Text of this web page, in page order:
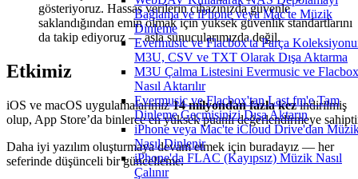
Bağlama ve iPhone veya Mac'te Müzik
Dinleme
Evermusic ve Flacbox'ta Parça
M3U, CSV ve TXT Olarak Dışa Aktarma
M3U Çalma Listesini Evermusic ve
Nasıl Aktarılır
Evermusic ve Flacbox'tan Last.fm'e Tam
Dinleme Geçmişinizi Dışa Aktarın
iPhone veya Mac'te iCloud Drive'dan
Nasıl Dinlenir
iPhone'da FLAC (Kayıpsız) Müzik Nasıl
Çalınır
gösteriyoruz. Hassas verilerin cihazınızda güvenle
saklandığından emin olmak için yüksek güvenlik standartlarını
da takip ediyoruz — asla sunucularımızda değil.
Etkimiz
iOS ve macOS uygulamalarımız14 milyondan fazla kezindirilmiş
olup, App Store’da binlerce en yüksek puanlı değerlendirmeye
Daha iyi yazılım oluşturmaya devam etmek için buradayız — her
seferinde düşünceli bir güncelleme.